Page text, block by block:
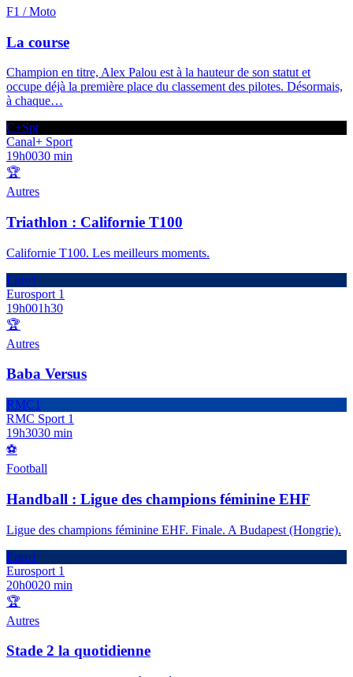
F1 / Moto
La course
Champion en titre, Alex Palou est à la hauteur de son statut et
occupe déjà la première place du classement des pilotes. Désormais,
à chaque…
C+Spt
Canal+ Sport
19h0030 min
🏆
Autres
Triathlon : Californie T100
Californie T100. Les meilleurs moments.
Euro1
Eurosport 1
19h001h30
🏆
Autres
Baba Versus
RMC1
RMC Sport 1
19h3030 min
⚽
Football
Handball : Ligue des champions féminine EHF
Ligue des champions féminine EHF. Finale. A Budapest (Hongrie).
Euro1
Eurosport 1
20h0020 min
🏆
Autres
Stade 2 la quotidienne